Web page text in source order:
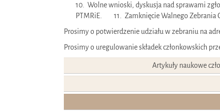
10. Wolne wnioski, dyskusja nad sprawami
PTMRiE. 11. Zamknięcie Walnego Zebrania
Prosimy o potwierdzenie udziału w zebraniu na
Prosimy o uregulowanie składek członkowskich
Artykuły naukowe